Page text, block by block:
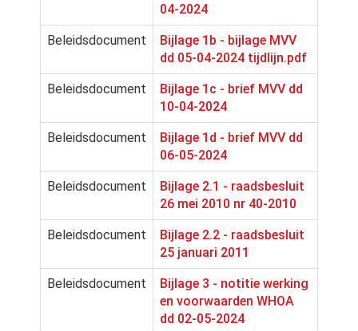
04-2024
Beleidsdocument
Bijlage 1b - bijlage MVV
dd 05-04-2024 tijdlijn.pdf
Beleidsdocument
Bijlage 1c - brief MVV dd
10-04-2024
Beleidsdocument
Bijlage 1d - brief MVV dd
06-05-2024
Beleidsdocument
Bijlage 2.1 - raadsbesluit
26 mei 2010 nr 40-2010
Beleidsdocument
Bijlage 2.2 - raadsbesluit
25 januari 2011
Beleidsdocument
Bijlage 3 - notitie werking
en voorwaarden WHOA
dd 02-05-2024